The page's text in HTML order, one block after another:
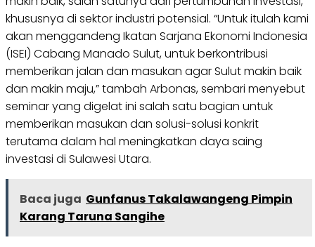
khususnya di sektor industri potensial. “Untuk itulah kami
akan menggandeng Ikatan Sarjana Ekonomi Indonesia
(ISEI) Cabang Manado Sulut, untuk berkontribusi
memberikan jalan dan masukan agar Sulut makin baik
dan makin maju,” tambah Arbonas, sembari menyebut
seminar yang digelat ini salah satu bagian untuk
memberikan masukan dan solusi-solusi konkrit
terutama dalam hal meningkatkan daya saing
investasi di Sulawesi Utara.
Baca juga Gunfanus Takalawangeng Pimpin
Karang Taruna Sangihe